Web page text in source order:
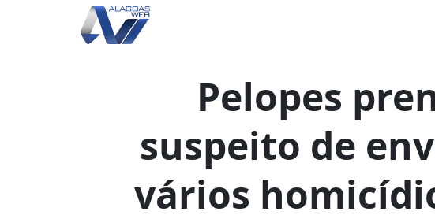
Pelopes
suspeito de
vários